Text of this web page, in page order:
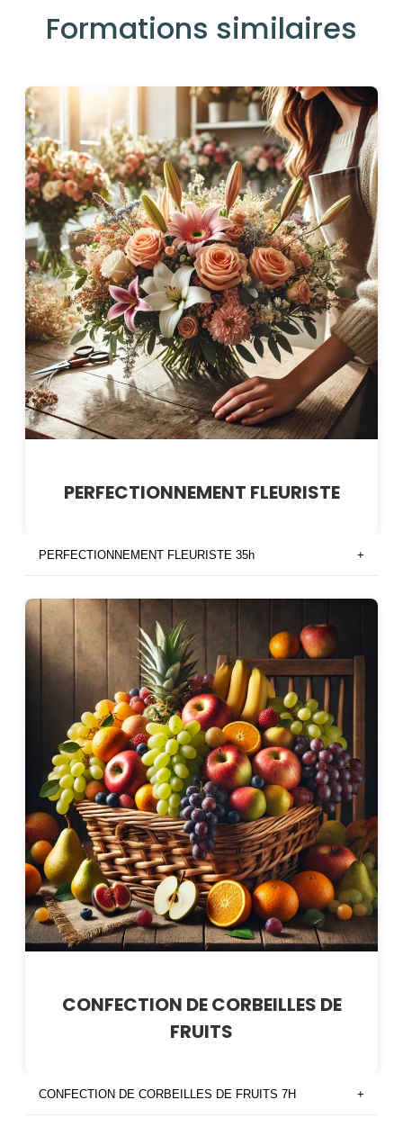
Formations similaires
PERFECTIONNEMENT FLEURISTE
PERFECTIONNEMENT FLEURISTE 35h +
CONFECTION DE CORBEILLES DE
FRUITS
CONFECTION DE CORBEILLES DE FRUITS 7H +